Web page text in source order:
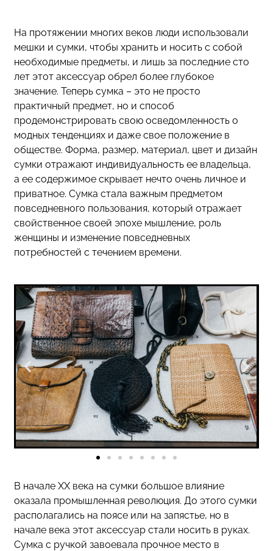
На протяжении многих веков люди использовали
мешки и сумки, чтобы хранить и носить с собой
необходимые предметы, и лишь за последние сто
лет этот аксессуар обрел более глубокое
значение. Теперь сумка – это не просто
практичный предмет, но и способ
продемонстрировать свою осведомленность о
модных тенденциях и даже свое положение в
обществе. Форма, размер, материал, цвет и дизайн
сумки отражают индивидуальность ее владельца,
а ее содержимое скрывает нечто очень личное и
приватное. Сумка стала важным предметом
повседневного пользования, который отражает
свойственное своей эпохе мышление, роль
женщины и изменение повседневных
потребностей с течением времени.
В начале ХХ века на сумки большое влияние
оказала промышленная революция. До этого сумки
располагались на поясе или на запястье, но в
начале века этот аксессуар стали носить в руках.
Сумка с ручкой завоевала прочное место в